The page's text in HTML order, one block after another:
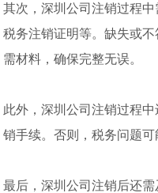
其次，深圳公司注销过程
税务注销证明等。缺失或
需材料，确保完整无误。
此外，深圳公司注销过程
销手续。否则，税务问题
最后，深圳公司注销后还